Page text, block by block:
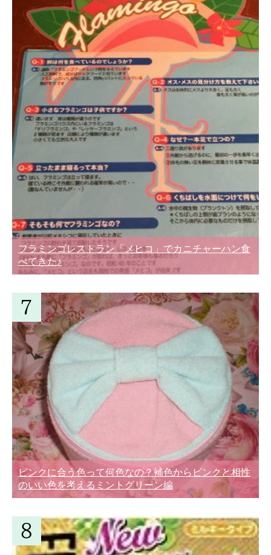
フラミンゴレストラン「メヒコ」でカニチャーハン食
べてきた♪
ピンクに合う色って何色なの？補色からピンクと相性
のいい色を考えるミントグリーン編